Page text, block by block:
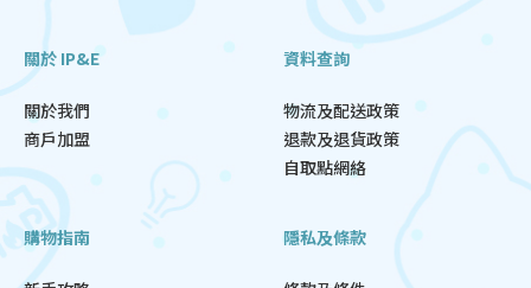
關於 IP&E
關於我們
商戶加盟
資料查詢
物流及配送政策
退款及退貨政策
自取點網絡
購物指南 隱私及條款